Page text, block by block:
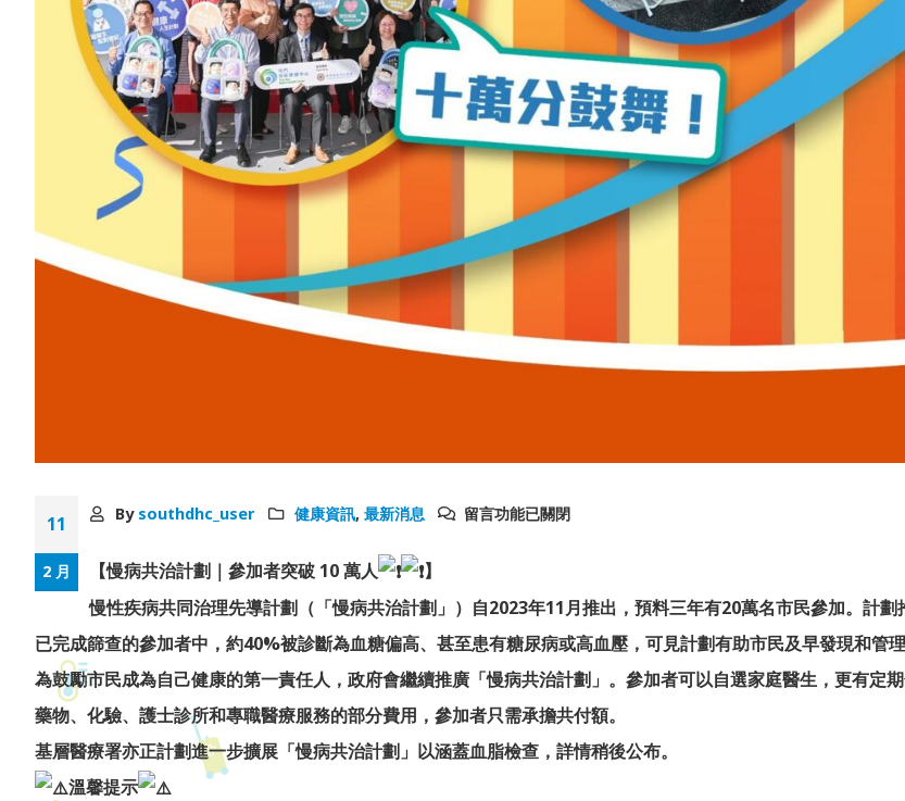
11
2 月
By southdhc_user 健康資訊, 最新消息 留言功能已關閉
【慢病共治計劃｜參加者突破 10 萬人
】
慢性疾病共同治理先導計劃（「慢病共治計劃」）自2023年11月推出，預料三年有20萬名市民參加。計
已完成篩查的參加者中，約40%被診斷為血糖偏高、甚至患有糖尿病或高血壓，可見計劃有助市民及早發現和管
為鼓勵市民成為自己健康的第一責任人，政府會繼續推廣「慢病共治計劃」。參加者可以自選家庭醫生，更有定
藥物、化驗、護士診所和專職醫療服務的部分費用，參加者只需承擔共付額。
基層醫療署亦正計劃進一步擴展「慢病共治計劃」以涵蓋血脂檢查，詳情稍後公布。
溫馨提示